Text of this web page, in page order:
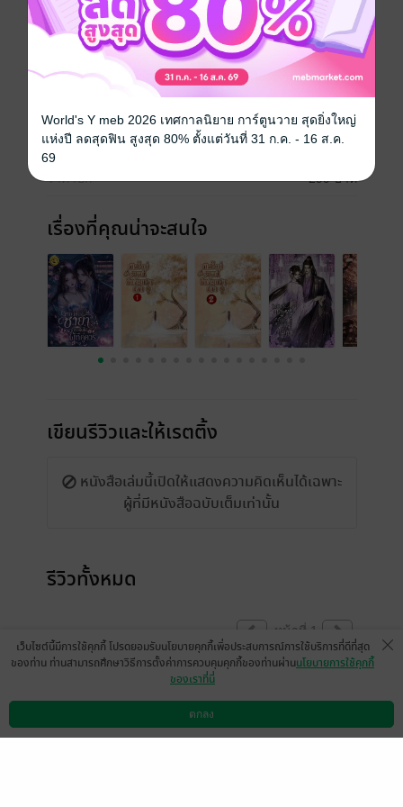
จีนโบราณ
ประเภทไฟล์ pdf, epub(สารบัญ)
07 พฤษภาคม 2569
ความยาว 441 หน้า (≈ 44,805 คำ)
ราคาปก 299 บาท
เรื่องที่คุณน่าจะสนใจ
เขียนรีวิวและให้เรตติ้ง
หนังสือเล่มนี้เปิดให้แสดงความคิดเห็นได้เฉพาะ
ผู้ที่มีหนังสือฉบับเต็มเท่านั้น
รีวิวทั้งหมด
หน้าที่ 1
หว่านหนิงก็แค่หันกลับมารักตัวเองและรักคน
ดาวน์โหลดแอป วิธีการใช้งาน ติดต่อเรา
เว็บไซต์นี้มีการใช้คุกกี้ โปรดยอมรับนโยบายคุกกี้เพื่อประสบการณ์การใช้บริการที่ดีที่สุด
ของท่าน ท่านสามารถศึกษาวิธีการตั้งค่าการควบคุมคุกกี้ของท่านผ่านนโยบายการใช้คุกกี้
ของเราที่นี่
ตกลง
World's Y meb 2026 เทศกาลนิยาย การ์ตูนวาย สุดยิ่งใหญ่
แห่งปี ลดสุดฟิน สูงสุด 80% ตั้งแต่วันที่ 31 ก.ค. - 16 ส.ค.
69